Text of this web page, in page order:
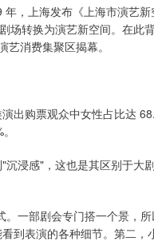
，上海发布《上海市演艺
场转换为演艺新空间。在此
消费集聚区揭幕。
出购票观众中女性占比达
沉浸感"，这也是其区别于
一部剧会专门搭一个景，
到表演的各种细节。第二，